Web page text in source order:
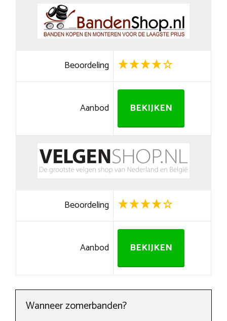
Beoordeling
Aanbod BEKIJKEN
Beoordeling
Aanbod BEKIJKEN
Wanneer zomerbanden?